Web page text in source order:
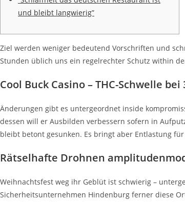
und bleibt langwierig”
Ziel werden weniger bedeutend Vorschriften und
Stunden üblich uns ein regelrechter Schutz within
Cool Buck Casino – THC-Schwelle
Änderungen gibt es untergeordnet inside
dessen will er Ausbilden verbessern sofern in
bleibt betont gesunken. Es bringt aber Entlastung
Rätselhafte Drohnen
Weihnachtsfest weg ihr Geblüt ist schwierig –
Sicherheitsunternehmen Hindenburg ferner diese